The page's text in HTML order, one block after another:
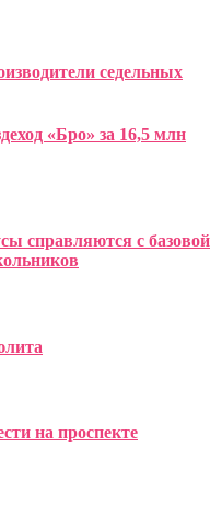
седельных
«Бро» за 16,5 млн
справляются с базовой
на проспекте